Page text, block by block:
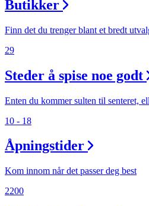
Personal Shopper
Butikker
Finn det du trenger blant et bredt
29
Steder å spise noe godt
Enten du kommer sulten til senteret,
10 - 18
Åpningstider
Kom innom når det passer deg best
2200